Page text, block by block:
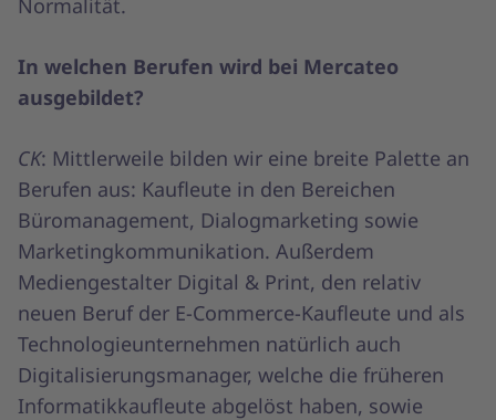
In welchen Berufen wird bei Mercateo
ausgebildet?
CK: Mittlerweile bilden wir eine breite Palette an
Berufen aus: Kaufleute in den Bereichen
Büromanagement, Dialogmarketing sowie
Marketingkommunikation. Außerdem
Mediengestalter Digital & Print, den relativ
neuen Beruf der E-Commerce-Kaufleute und als
Technologieunternehmen natürlich auch
Digitalisierungsmanager, welche die früheren
Informatikkaufleute abgelöst haben, sowie